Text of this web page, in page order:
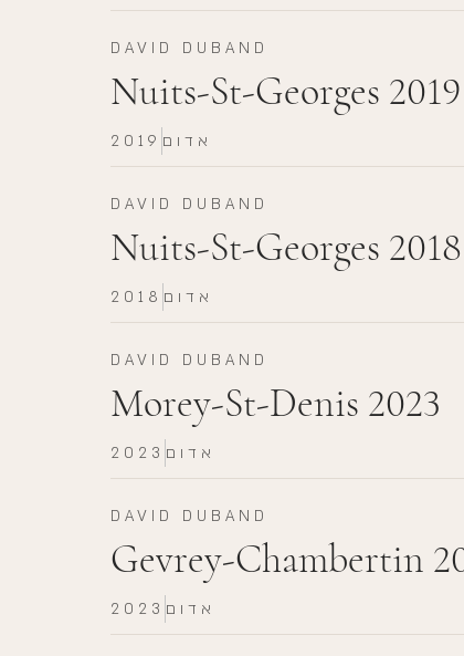
DAVID DUBAND
Nuits-St-Georges
2019 אדום
DAVID DUBAND
Nuits-St-Georges
2018 אדום
DAVID DUBAND
Morey-St-Denis 2023
2023 אדום
DAVID DUBAND
Gevrey-Chambertin
2023 אדום